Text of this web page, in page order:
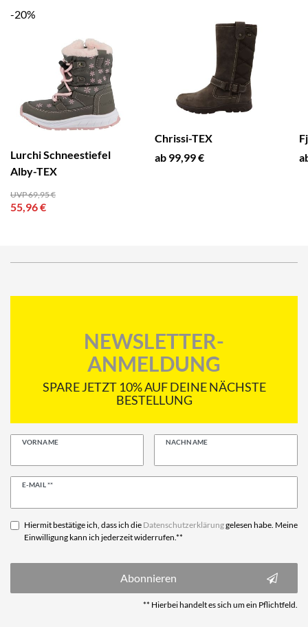
-20%
Lurchi Schneestiefel
Alby-TEX
UVP 69,95 €
55,96 €
Chrissi-TEX
ab 99,99 €
NEWSLETTER-
ANMELDUNG
SPARE JETZT 10% AUF DEINE NÄCHSTE
BESTELLUNG
VORNAME NACHNAME
E-MAIL **
Newsletter
Hiermit bestätige ich, dass ich die Daten­schutz­erklärunggelesen habe. Meine
Einwilligung kann ich jederzeit widerrufen.**
Abonnieren
** Hierbei handelt es sich um ein Pflichtfeld.